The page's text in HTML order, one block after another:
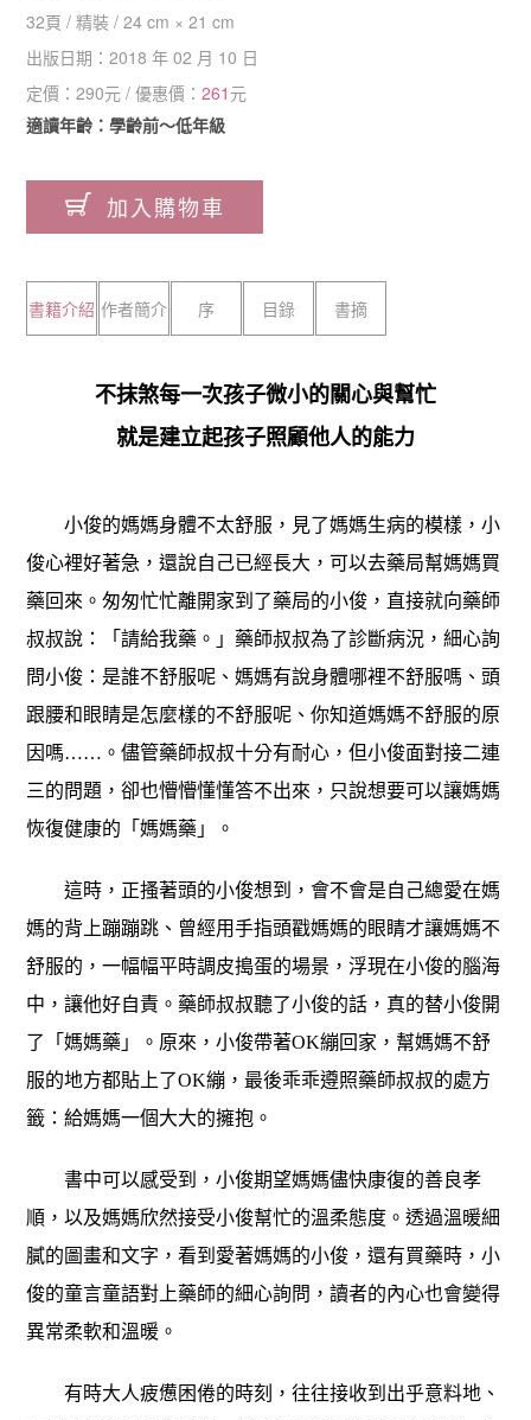
32頁 /精裝 /24 cm × 21 cm
出版日期：2018 年 02 月 10 日
定價：290元 / 優惠價：261 元
適讀年齡：學齡前～低年級
加入購物車
書籍介紹 作者簡介 序 目錄 書摘
不抹煞每一次孩子微小的關心與幫忙
就是建立起孩子照顧他人的能力
小俊的媽媽身體不太舒服，見了媽媽生病的模樣，小
俊心裡好著急，還說自己已經長大，可以去藥局幫媽媽買
藥回來。匆匆忙忙離開家到了藥局的小俊，直接就向藥師
叔叔說：「請給我藥。」藥師叔叔為了診斷病況，細心詢
問小俊：是誰不舒服呢、媽媽有說身體哪裡不舒服嗎、頭
跟腰和眼睛是怎麼樣的不舒服呢、你知道媽媽不舒服的原
因嗎……。儘管藥師叔叔十分有耐心，但小俊面對接二連
三的問題，卻也懵懵懂懂答不出來，只說想要可以讓媽媽
恢復健康的「媽媽藥」。
這時，正搔著頭的小俊想到，會不會是自己總愛在媽
媽的背上蹦蹦跳、曾經用手指頭戳媽媽的眼睛才讓媽媽不
舒服的，一幅幅平時調皮搗蛋的場景，浮現在小俊的腦海
中，讓他好自責。藥師叔叔聽了小俊的話，真的替小俊開
了「媽媽藥」。原來，小俊帶著OK繃回家，幫媽媽不舒
服的地方都貼上了OK繃，最後乖乖遵照藥師叔叔的處方
籤：給媽媽一個大大的擁抱。
書中可以感受到，小俊期望媽媽儘快康復的善良孝
順，以及媽媽欣然接受小俊幫忙的溫柔態度。透過溫暖細
膩的圖畫和文字，看到愛著媽媽的小俊，還有買藥時，小
俊的童言童語對上藥師的細心詢問，讀者的內心也會變得
異常柔軟和溫暖。
有時大人疲憊困倦的時刻，往往接收到出乎意料地、